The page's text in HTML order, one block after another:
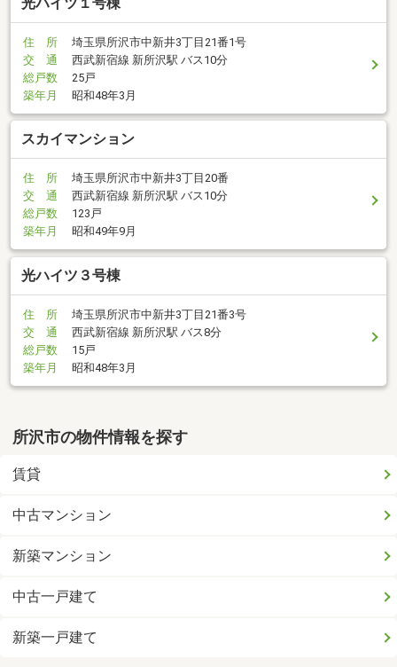
住 所
埼玉県所沢市中新井3丁目21番1号
交 通
西武新宿線 新所沢駅 バス10分
総戸数
25戸
築年月
昭和48年3月
スカイマンション
住 所
埼玉県所沢市中新井3丁目20番
交 通
西武新宿線 新所沢駅 バス10分
総戸数
123戸
築年月
昭和49年9月
光ハイツ３号棟
住 所
埼玉県所沢市中新井3丁目21番3号
交 通
西武新宿線 新所沢駅 バス8分
総戸数
15戸
築年月
昭和48年3月
所沢市の物件情報を探す
賃貸
中古マンション
新築マンション
中古一戸建て
新築一戸建て